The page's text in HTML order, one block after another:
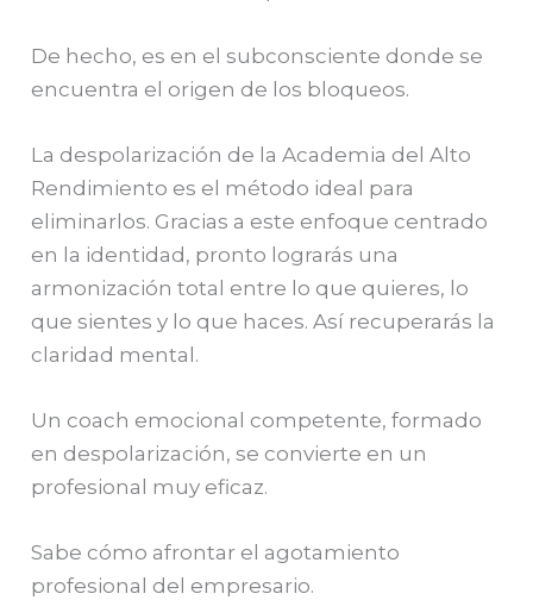
De hecho, es en el subconsciente donde se
encuentra el origen de los bloqueos.
La despolarización de la Academia del Alto
Rendimiento es el método ideal para
eliminarlos. Gracias a este enfoque centrado
en la identidad, pronto lograrás una
armonización total entre lo que quieres, lo
que sientes y lo que haces. Así recuperarás la
claridad mental.
Un coach emocional competente, formado
en despolarización, se convierte en un
profesional muy eficaz.
Sabe cómo afrontar el agotamiento
profesional del empresario.